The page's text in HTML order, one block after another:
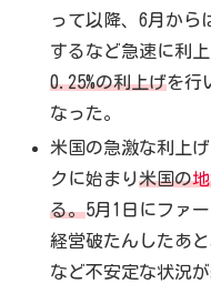
って以降、6月から
するなど急速に利
0.25%の利上げを行
なった。
米国の急激な利上
クに始まり米国の
る。5月1日にファ
経営破たんしたあ
など不安定な状況が